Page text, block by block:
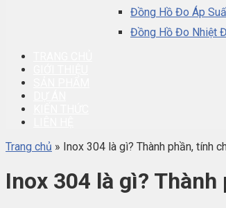
Đồng Hồ Đo Áp
Đồng Hồ Đo Nhiệt
Trang chủ » Inox 304 là gì? Thành phần, tính
Inox 304 là gì?